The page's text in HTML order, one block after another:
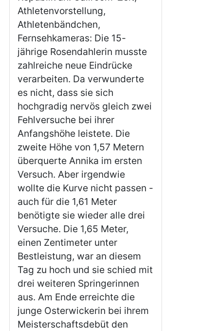
Athletenvorstellung,
Athletenbändchen,
Fernsehkameras: Die 15-
jährige Rosendahlerin musste
zahlreiche neue Eindrücke
verarbeiten. Da verwunderte
es nicht, dass sie sich
hochgradig nervös gleich zwei
Fehlversuche bei ihrer
Anfangshöhe leistete. Die
zweite Höhe von 1,57 Metern
überquerte Annika im ersten
Versuch. Aber irgendwie
wollte die Kurve nicht passen -
auch für die 1,61 Meter
benötigte sie wieder alle drei
Versuche. Die 1,65 Meter,
einen Zentimeter unter
Bestleistung, war an diesem
Tag zu hoch und sie schied mit
drei weiteren Springerinnen
aus. Am Ende erreichte die
junge Osterwickerin bei ihrem
Meisterschaftsdebüt den